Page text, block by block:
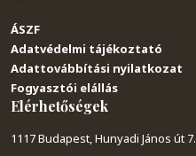
ÁSZF
Adatvédelmi tájékoztató
Adattovábbítási nyilatkozat
Fogyasztói elállás
Elérhetőségek
1117 Budapest, Hunyadi János út 7.